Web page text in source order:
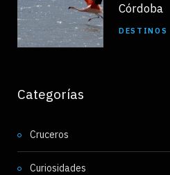
Córdoba
DESTINOS
Categorías
Cruceros
Curiosidades